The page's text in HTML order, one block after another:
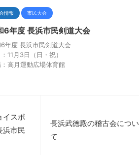
情報 市民大会
6年度 長浜市民剣道大会
年度 長浜市民剣道大会
11月3日（日・祝）
高月運動広場体育館
スポ
市民
長浜武徳殿の稽古会につい
て